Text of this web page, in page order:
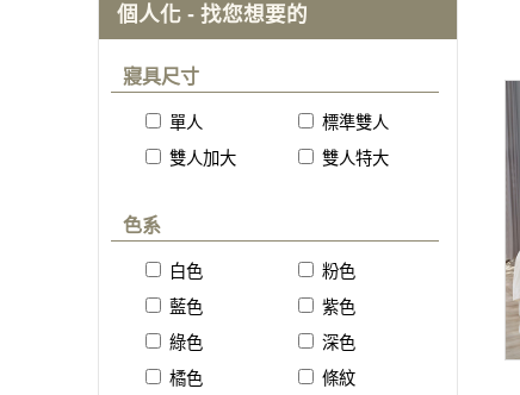
個人化 - 找您想要的
寢具尺寸
單人
標準雙人
雙人加大
雙人特大
色系
白色
粉色
藍色
紫色
綠色
深色
橘色
條紋